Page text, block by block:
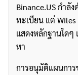
Binance.US กำลั
ทะเบียน แต่ Wiles
แสดงหลักฐานใดๆ
หา
การอนุมัติแผนการ